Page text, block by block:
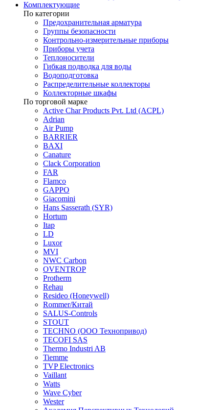
Комплектующие
По категории
Предохранительная арматура
Группы безопасности
Контрольно-измерительные приборы
Приборы учета
Теплоносители
Гибкая подводка для воды
Водоподготовка
Распределительные коллекторы
Коллекторные шкафы
По торговой марке
Active Char Products Pvt. Ltd (ACPL)
Adrian
Air Pump
BARRIER
BAXI
Canature
Clack Corporation
FAR
Flamco
GAPPO
Giacomini
Hans Sasserath (SYR)
Hortum
Itap
LD
Luxor
MVI
NWC Carbon
OVENTROP
Protherm
Rehau
Resideo (Honeywell)
Rommer/Китай
SALUS-Controls
STOUT
TECHNO (ООО Технопривод)
TECOFI SAS
Thermo Industri AB
Tiemme
TVP Electronics
Vaillant
Watts
Wave Cyber
Wester